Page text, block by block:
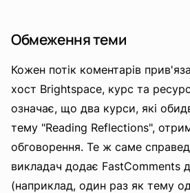
Обмеження теми
Кожен потік коментарів
хост Brightspace, курс та
означає, що два курси, які
тему "Reading Reflections",
обговорення. Те ж саме
викладач додає FastComments
(наприклад, один раз як тему